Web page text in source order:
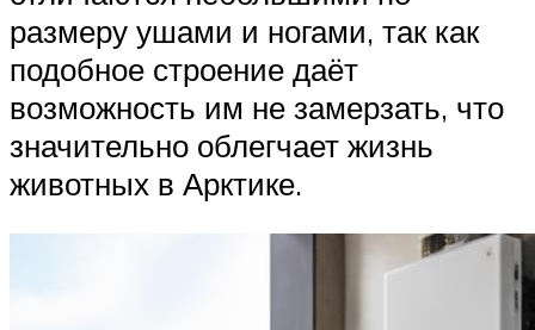
размеру ушами и ногами, так как
подобное строение даёт
возможность им не замерзать, что
значительно облегчает жизнь
животных в Арктике.